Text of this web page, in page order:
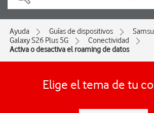
Ayuda Guías de dispositivos
Galaxy S26 Plus 5G
Conectividad
Activa o desactiva el roaming de datos
Elige el tema de tu